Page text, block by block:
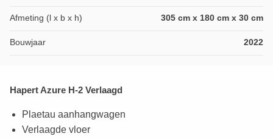
Afmeting (l x b x h) 305 cm x 180 cm x 30 cm
Bouwjaar 2022
Hapert Azure H-2 Verlaagd
Plaetau aanhangwagen
Verlaagde vloer